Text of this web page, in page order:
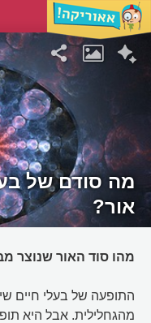
מה סודם של
אור?
מהו סוד האור שנוצר
התופעה של בעלי חיים
מהגחלילית. אבל היא